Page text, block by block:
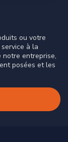
ou votre
à la
notre entreprise,
posées et les